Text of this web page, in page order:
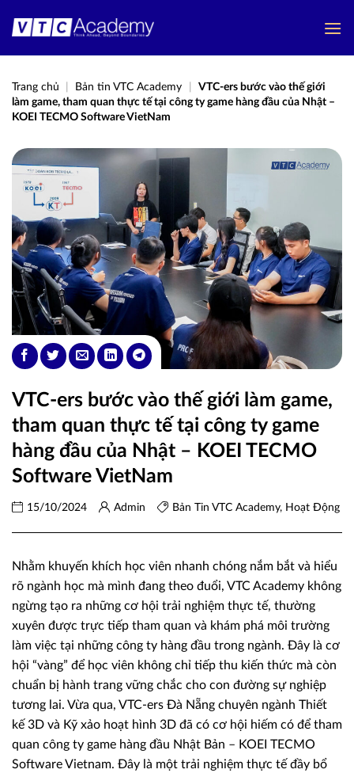
qua
Trang chủ Bản tin VTC Academy
VTC-ers bước vào thế giới
làm game, tham quan thực tế tại công ty game hàng đầu của Nhật –
KOEI TECMO Software VietNam
VTC-ers bước vào thế giới làm game,
tham quan thực tế tại công ty game
hàng đầu của Nhật – KOEI TECMO
Software VietNam
15/10/2024 Admin Bản Tin VTC Academy, Hoạt Động
Nhằm khuyến khích học viên nhanh chóng nắm bắt và hiểu
rõ ngành học mà mình đang theo đuổi, VTC Academy không
ngừng tạo ra những cơ hội trải nghiệm thực tế, thường
xuyên được trực tiếp tham quan và khám phá môi trường
làm việc tại những công ty hàng đầu trong ngành. Đây là cơ
hội “vàng” để học viên không chỉ tiếp thu kiến thức mà còn
chuẩn bị hành trang vững chắc cho con đường sự nghiệp
tương lai. Vừa qua, VTC-ers Đà Nẵng chuyên ngành Thiết
kế 3D và Kỹ xảo hoạt hình 3D đã có cơ hội hiếm có để tham
quan công ty game hàng đầu Nhật Bản – KOEI TECMO
Software Vietnam. Đây là một trải nghiệm thực tế đầy bổ